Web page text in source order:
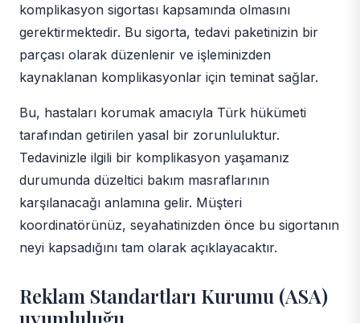
komplikasyon sigortası kapsamında olmasını
gerektirmektedir. Bu sigorta, tedavi paketinizin bir
parçası olarak düzenlenir ve işleminizden
kaynaklanan komplikasyonlar için teminat sağlar.
Bu, hastaları korumak amacıyla Türk hükümeti
tarafından getirilen yasal bir zorunluluktur.
Tedavinizle ilgili bir komplikasyon yaşamanız
durumunda düzeltici bakım masraflarının
karşılanacağı anlamına gelir. Müşteri
koordinatörünüz, seyahatinizden önce bu sigortanın
neyi kapsadığını tam olarak açıklayacaktır.
Reklam Standartları Kurumu (ASA)